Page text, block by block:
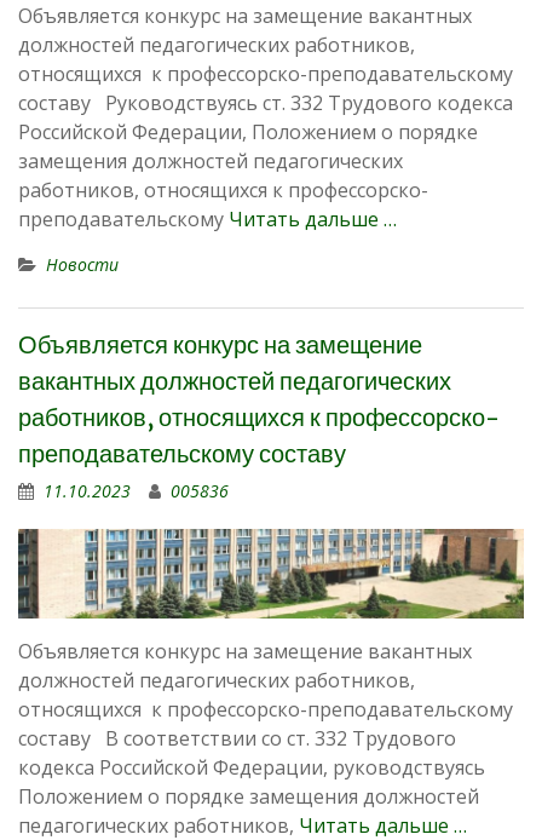
Объявляется конкурс на замещение вакантных
должностей педагогических работников,
относящихся к профессорско-преподавательскому
составу Руководствуясь ст. 332 Трудового кодекса
Российской Федерации, Положением о порядке
замещения должностей педагогических
работников, относящихся к профессорско-
преподавательскому Читать дальше …
Новости
Объявляется конкурс на замещение
вакантных должностей педагогических
работников, относящихся к профессорско-
преподавательскому составу
11.10.2023 005836
Объявляется конкурс на замещение вакантных
должностей педагогических работников,
относящихся к профессорско-преподавательскому
составу В соответствии со ст. 332 Трудового
кодекса Российской Федерации, руководствуясь
Положением о порядке замещения должностей
педагогических работников, Читать дальше …